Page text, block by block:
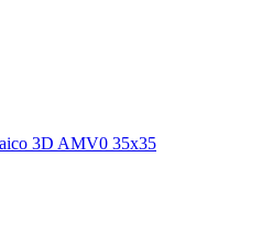
3D AMV0 35x35